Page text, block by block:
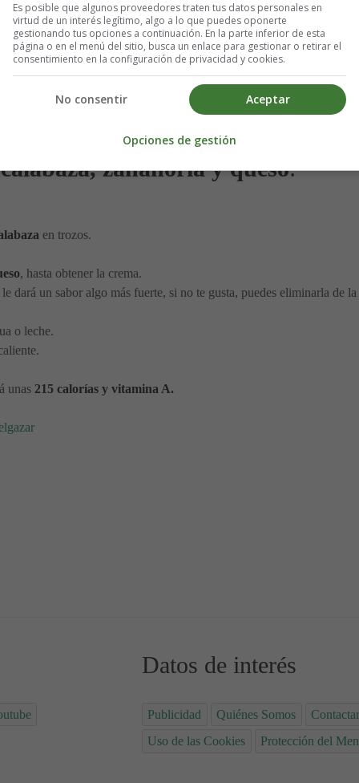
zanahoria y queso:
en trozos.
, hasta obtener la crema.
dará un sabor algo más fuerte, si no te gusta, puedes eliminarla de la
o leche.
unas 215 calorías y vitamina A.
Datos de interés
Publicidad Quiénes Somos Contactar
Uso de las Cookies
Protección del
Es posible que algunos proveedores traten tus datos personales en
virtud de un interés legítimo, algo a lo que puedes oponerte
gestionando tus opciones a continuación. En la parte inferior de esta
página o en el menú del sitio, busca un enlace para gestionar o retirar el
consentimiento en la configuración de privacidad y cookies.
Aceptar
No consentir
Opciones de gestión